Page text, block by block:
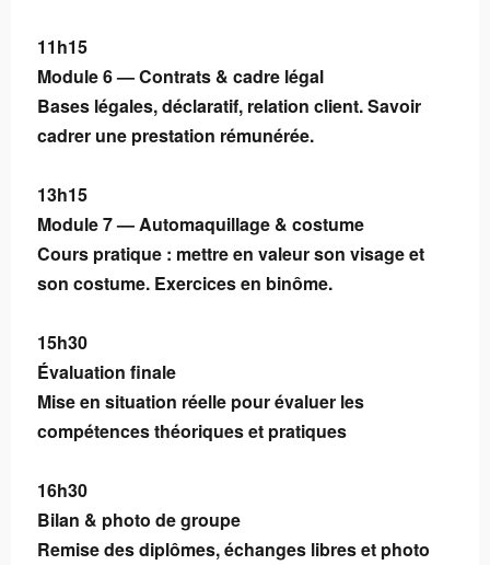
11h15
Module 6 — Contrats & cadre légal
Bases légales, déclaratif, relation client. Savoir
cadrer une prestation rémunérée.
13h15
Module 7 — Automaquillage & costume
Cours pratique : mettre en valeur son visage et
son costume. Exercices en binôme.
15h30
Évaluation finale
Mise en situation réelle pour évaluer les
compétences théoriques et pratiques
16h30
Bilan & photo de groupe
Remise des diplômes, échanges libres et photo